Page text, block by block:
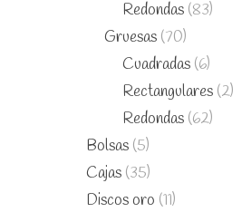
Redondas (83)
Gruesas (70)
Cuadradas (6)
Rectangulares (2)
Redondas (62)
Bolsas (5)
Cajas (35)
Discos oro (11)